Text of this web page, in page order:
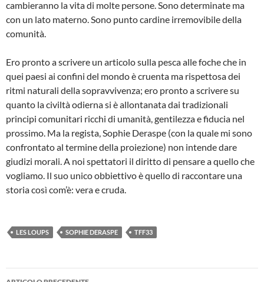
cambieranno la vita di molte persone. Sono determinate ma
con un lato materno. Sono punto cardine irremovibile della
comunità.
Ero pronto a scrivere un articolo sulla pesca alle foche che in
quei paesi ai confini del mondo è cruenta ma rispettosa dei
ritmi naturali della sopravvivenza; ero pronto a scrivere su
quanto la civiltà odierna si è allontanata dai tradizionali
principi comunitari ricchi di umanità, gentilezza e fiducia nel
prossimo. Ma la regista, Sophie Deraspe (con la quale mi sono
confrontato al termine della proiezione) non intende dare
giudizi morali. A noi spettatori il diritto di pensare a quello che
vogliamo. Il suo unico obbiettivo è quello di raccontare una
storia così com’è: vera e cruda.
LES LOUPS SOPHIE DERASPE TFF33
Navigazione